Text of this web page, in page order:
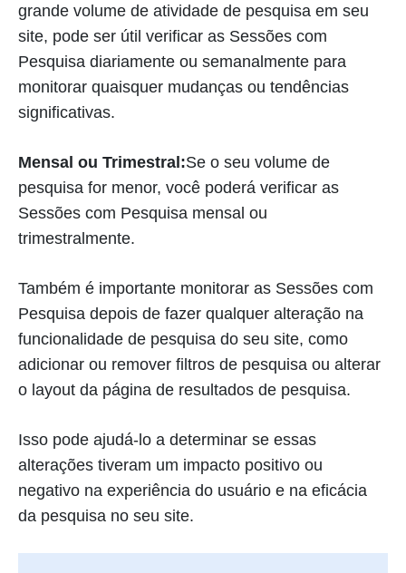
grande volume de atividade de pesquisa em seu
site, pode ser útil verificar as Sessões com
Pesquisa diariamente ou semanalmente para
monitorar quaisquer mudanças ou tendências
significativas.
Mensal ou Trimestral:Se o seu volume de
pesquisa for menor, você poderá verificar as
Sessões com Pesquisa mensal ou
trimestralmente.
Também é importante monitorar as Sessões com
Pesquisa depois de fazer qualquer alteração na
funcionalidade de pesquisa do seu site, como
adicionar ou remover filtros de pesquisa ou alterar
o layout da página de resultados de pesquisa.
Isso pode ajudá-lo a determinar se essas
alterações tiveram um impacto positivo ou
negativo na experiência do usuário e na eficácia
da pesquisa no seu site.